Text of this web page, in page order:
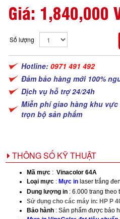
Giá: 1,840,000
Số lượng
Hotline: 0971 491 492
Đảm bảo hàng mới 100%
Dịch vụ hỗ trợ 24/24h
Miễn phí giao hàng khu
trọn bộ sản phẩm
THÔNG SỐ KỸ THUẬT
Mã mực : Vinacolor 64A
Loại mực : Mực in laser trắng đen
Dung lượng in : 6.000 trang theo
Sử dụng cho các máy in: HP P
Bảo hành : Sản phẩm được bảo